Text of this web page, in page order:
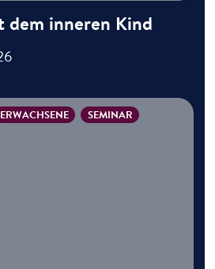
dem inneren Kind
ERWACHSENE SEMINAR